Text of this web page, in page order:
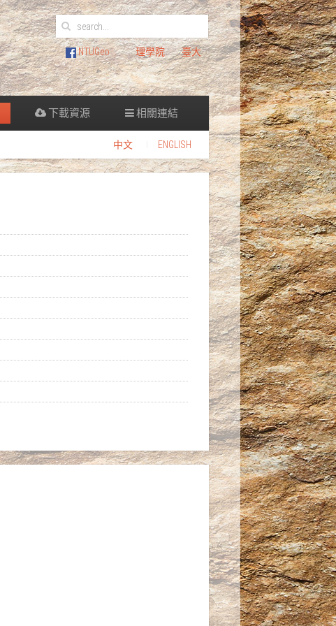
NTUGeo 理學院 臺大
下載資源 相關連結
中文 ENGLISH